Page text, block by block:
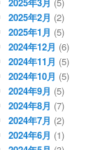
2025年2月 (2)
2025年1月 (5)
2024年12月 (6)
2024年11月 (5)
2024年10月 (5)
2024年9月 (5)
2024年8月 (7)
2024年7月 (2)
2024年6月 (1)